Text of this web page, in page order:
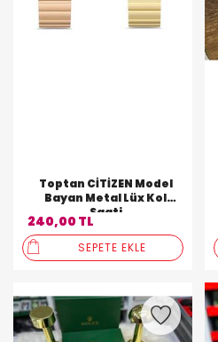
Toptan CİTİZEN Model
Bayan Metal Lüx Kol
Saati
240,00 TL
SEPETE EKLE